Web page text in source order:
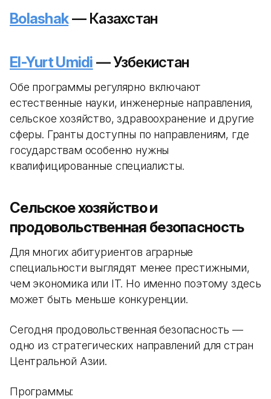
Bolashak— Казахстан
El-Yurt Umidi — Узбекистан
Обе программы регулярно включают
естественные науки, инженерные направления,
сельское хозяйство, здравоохранение и другие
сферы. Гранты доступны по направлениям, где
государствам особенно нужны
квалифицированные специалисты.
Сельское хозяйство и
продовольственная безопасность
Для многих абитуриентов аграрные
специальности выглядят менее престижными,
чем экономика или IT. Но именно поэтому здесь
может быть меньше конкуренции.
Сегодня продовольственная безопасность —
одно из стратегических направлений для стран
Центральной Азии.
Программы: